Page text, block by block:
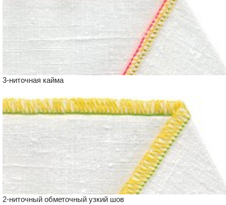
3-ниточная кайма
2-ниточный обметочный узкий шов